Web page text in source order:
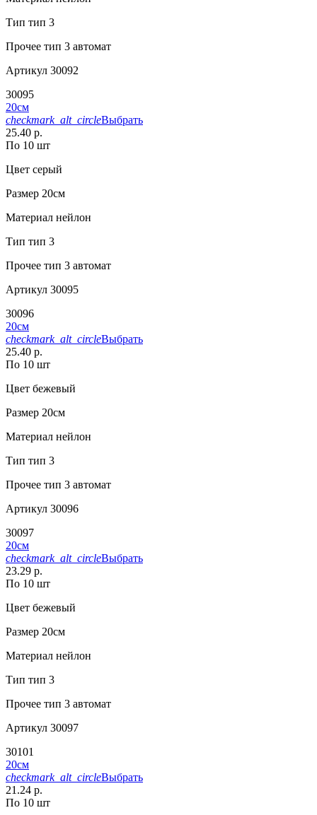
Тип тип 3
Прочее тип 3 автомат
Артикул 30092
30095
20см
checkmark_alt_circleВыбрать
25.40 р.
По 10 шт
Цвет серый
Размер 20см
Материал нейлон
Тип тип 3
Прочее тип 3 автомат
Артикул 30095
30096
20см
checkmark_alt_circleВыбрать
25.40 р.
По 10 шт
Цвет бежевый
Размер 20см
Материал нейлон
Тип тип 3
Прочее тип 3 автомат
Артикул 30096
30097
20см
checkmark_alt_circleВыбрать
23.29 р.
По 10 шт
Цвет бежевый
Размер 20см
Материал нейлон
Тип тип 3
Прочее тип 3 автомат
Артикул 30097
30101
20см
checkmark_alt_circleВыбрать
21.24 р.
По 10 шт